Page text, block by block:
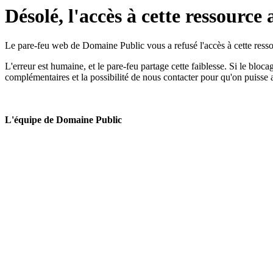
Désolé, l'accès à cette ressource
Le pare-feu web de Domaine Public vous a refusé l'accès à cette
L'erreur est humaine, et le pare-feu partage cette faiblesse. Si le
complémentaires et la possibilité de nous contacter pour qu'on puisse
L'équipe de Domaine Public